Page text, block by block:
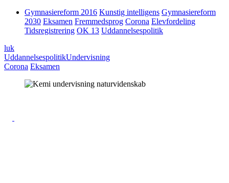
Gymnasiereform 2016 Kunstig intelligens Gymnasiereform
2030 Eksamen Fremmedsprog Corona Elevfordeling
Tidsregistrering OK 13 Uddannelsespolitik
luk
UddannelsespolitikUndervisning
Corona Eksamen